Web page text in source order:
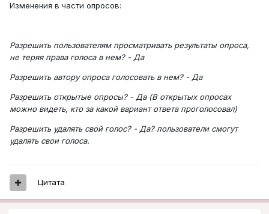
Изменения в части опросов:
Разрешить пользователям просматривать результаты опроса,
не теряя права голоса в нем? - Да
Разрешить автору опроса голосовать в нем? - Да
Разрешить открытые опросы? - Да (В открытых опросах
можно видеть, кто за какой вариант ответа проголосовал)
Разрешить удалять свой голос? - Да? пользователи смогут
удалять свои голоса.
Цитата